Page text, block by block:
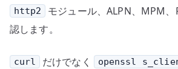
http2
モジュール、ALPN、MPM
認します。
curl だけでなく openssl